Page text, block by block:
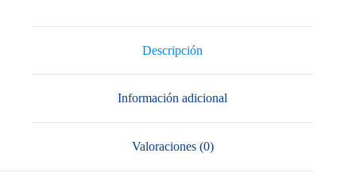
Descripción
Información adicional
Valoraciones (0)